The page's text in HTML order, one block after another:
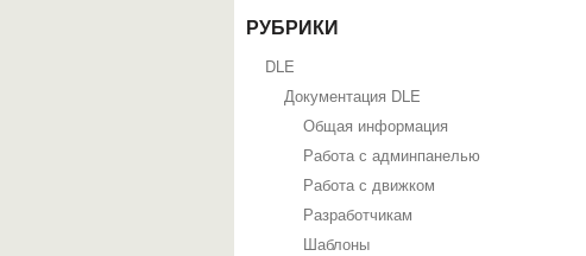
РУБРИКИ
DLE
Документация DLE
Общая информация
Работа с админпанелью
Работа с движком
Разработчикам
Шаблоны